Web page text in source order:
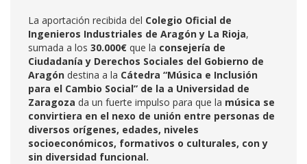
La aportación recibida del Colegio Oficial de
Ingenieros Industriales de Aragón y La Rioja,
sumada a los 30.000€ que la consejería de
Ciudadanía y Derechos Sociales del Gobierno de
Aragón destina a la Cátedra “Música e Inclusión
para el Cambio Social” de la a Universidad de
Zaragoza da un fuerte impulso para que la música se
convirtiera en el nexo de unión entre personas de
diversos orígenes, edades, niveles
socioeconómicos, formativos o culturales, con y
sin diversidad funcional.